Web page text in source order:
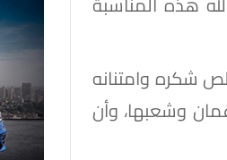
شكره وامتنانه
وشعبها، وأن